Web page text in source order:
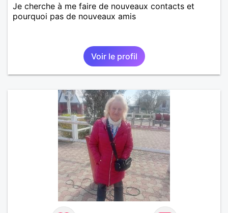
Je cherche à me faire de nouveaux contacts et
pourquoi pas de nouveaux amis
Voir le profil